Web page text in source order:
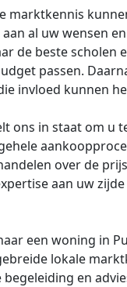
marktkennis
al uw wensen
de beste scholen
passen.
invloed kunnen
ons in staat om u
over de
aan uw
een woning in
lokale
en